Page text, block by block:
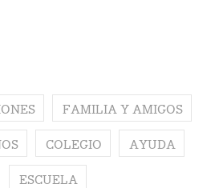
FAMILIA Y AMIGOS
COLEGIO AYUDA
ESCUELA